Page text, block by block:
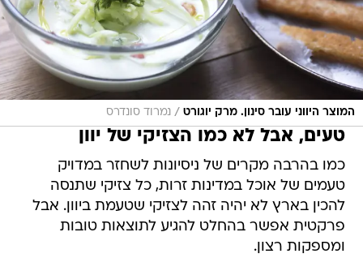
המוצר היווני עובר סינון. מרק יוגורט / נמרוד סונדרס
טעים, אבל לא כמו הצזיקי של יוון
כמו בהרבה מקרים של ניסיונות לשחזר במדויק
טעמים של אוכל במדינות זרות, כל צזיקי שתנסה
להכין בארץ לא יהיה זהה לצזיקי שטעמת ביוון. אבל
פרקטית אפשר בהחלט להגיע לתוצאות טובות
ומספקות רצון.